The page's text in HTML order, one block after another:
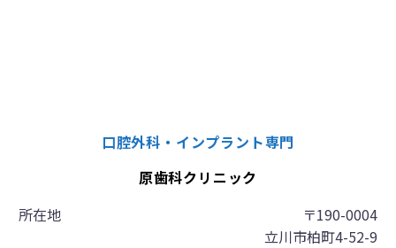
口腔外科・インプラント専門
原歯科クリニック
所在地
〒190-0004
立川市柏町4-52-9